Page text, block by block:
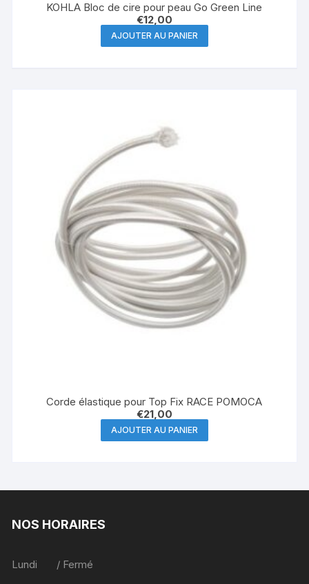
KOHLA Bloc de cire pour peau Go Green Line
€12,00
AJOUTER AU PANIER
Corde élastique pour Top Fix RACE POMOCA
€21,00
AJOUTER AU PANIER
NOS HORAIRES
Lundi / Fermé